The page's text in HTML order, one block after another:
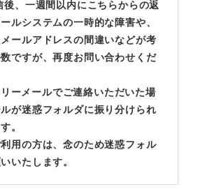
、一週間以内にこちらからの返
ルシステムの一時的な障害や、
ールアドレスの間違いなどが考
ですが、再度お問い合わせくだ
ーメールでご連絡いただいた場
が迷惑フォルダに振り分けられ
。
用の方は、念のため迷惑フォル
いたします。